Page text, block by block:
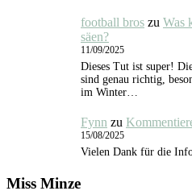
football bros zu Was
säen?
11/09/2025
Dieses Tut ist super!
sind genau richtig,
im Winter…
Fynn zu
15/08/2025
Vielen Dank für die
Miss Minze